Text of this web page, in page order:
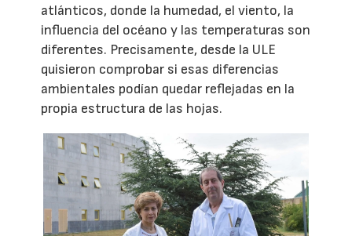
atlánticos, donde la humedad, el viento, la
influencia del océano y las temperaturas son
diferentes. Precisamente, desde la ULE
quisieron comprobar si esas diferencias
ambientales podían quedar reflejadas en la
propia estructura de las hojas.